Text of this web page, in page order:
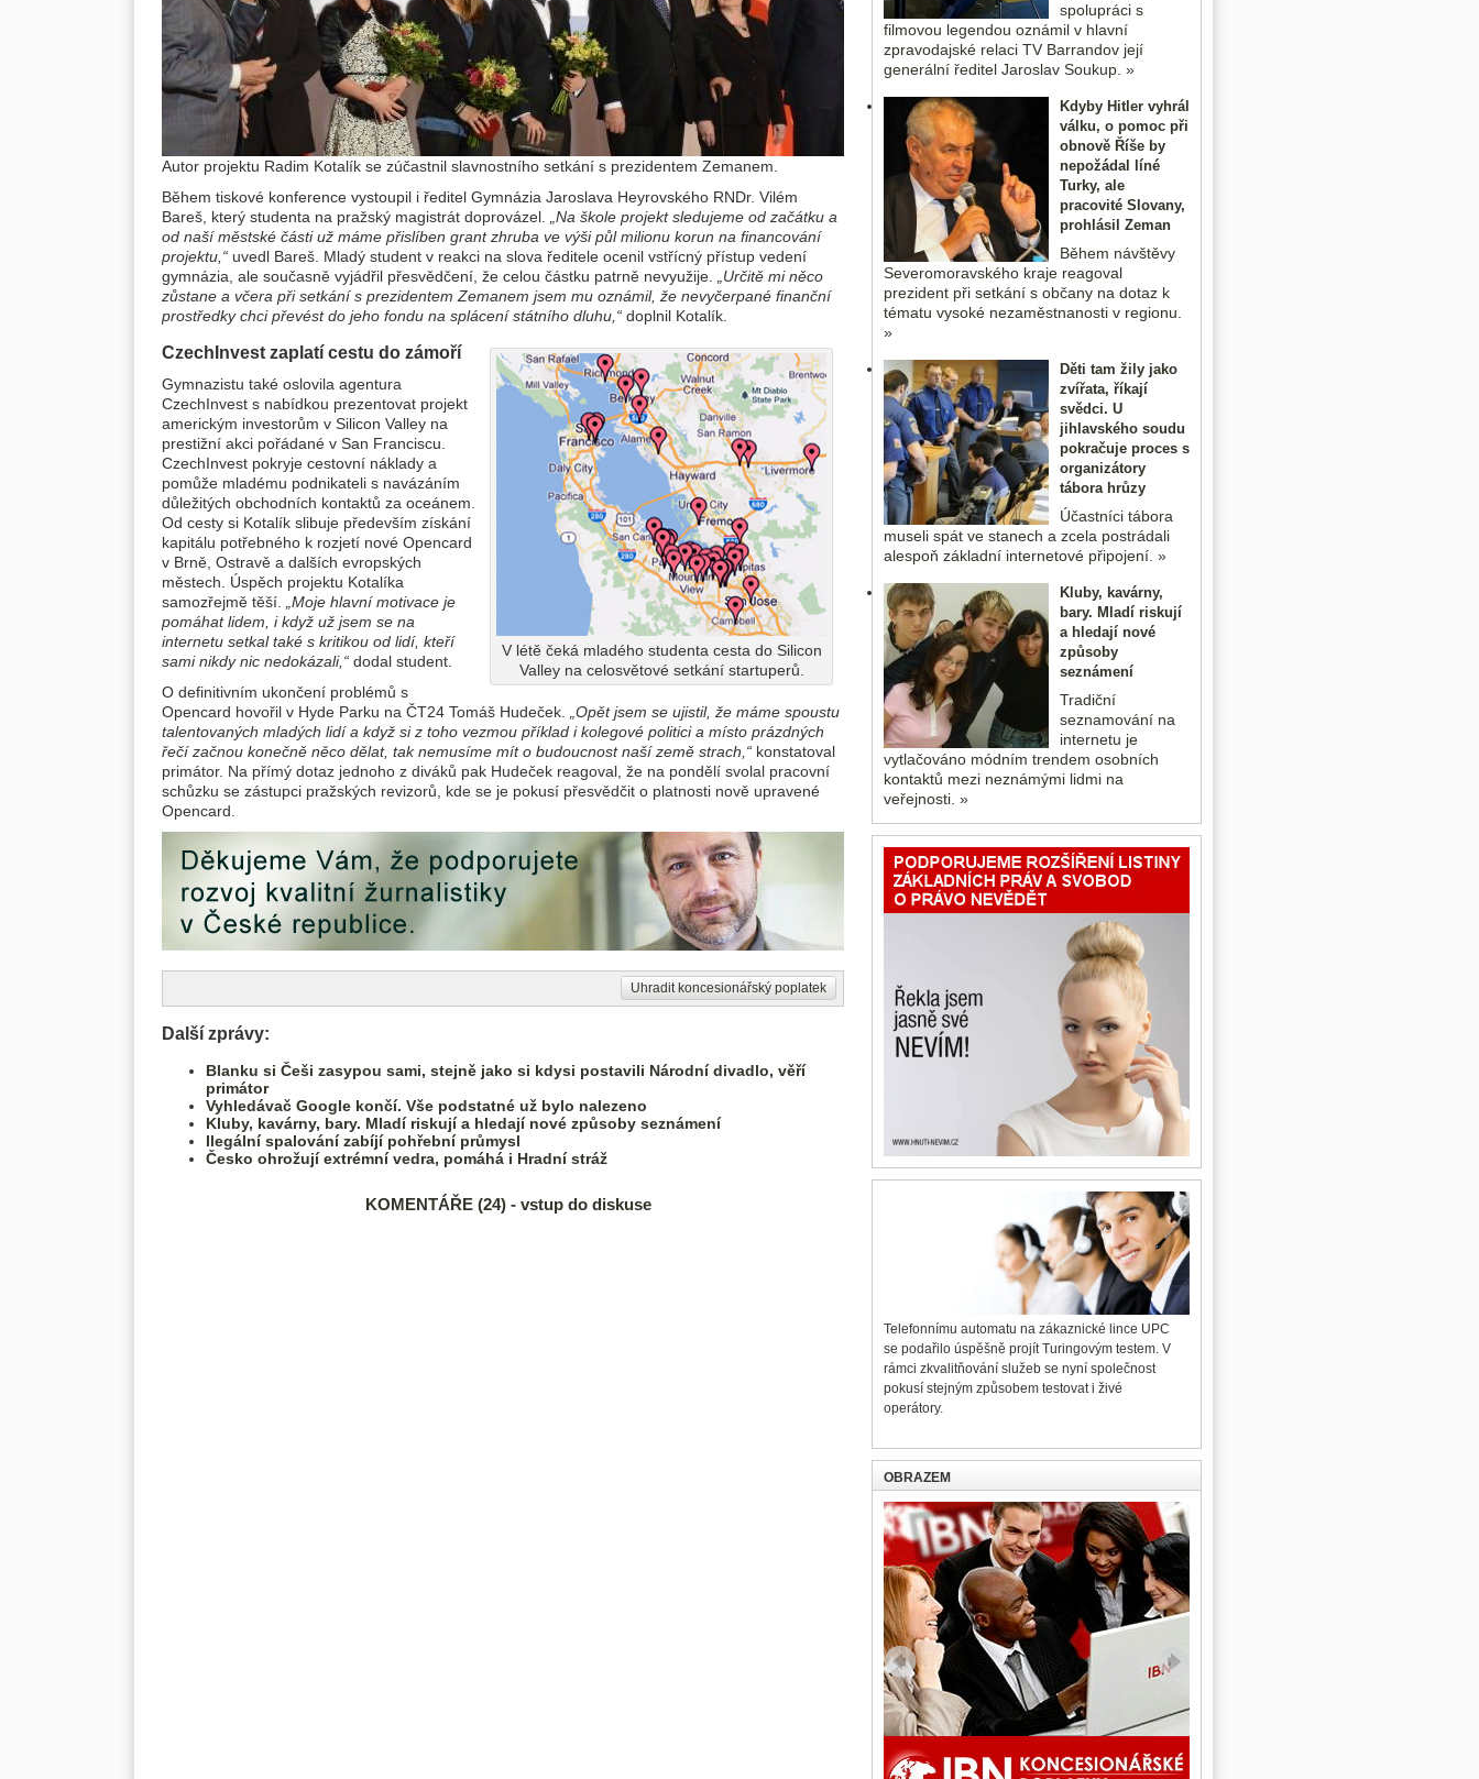
Autor projektu Radim Kotalík se zúčastnil slavnostního setkání s prezidentem Zemanem.
Během tiskové konference vystoupil i ředitel Gymnázia Jaroslava Heyrovského RNDr. Vilém
Bareš, který studenta na pražský magistrát doprovázel.
„Na škole projekt sledujeme od začátku a
od naší městské části už máme přislíben grant zhruba ve výši půl milionu korun na financování
projektu,“ uvedl Bareš. Mladý student v reakci na slova ředitele ocenil vstřícný přístup vedení
gymnázia, ale současně vyjádřil přesvědčení, že celou částku patrně nevyužije.
„Určitě mi něco
zůstane a včera při setkání s prezidentem Zemanem jsem mu oznámil, že nevyčerpané finanční
prostředky chci převést do jeho fondu na splácení státního dluhu,“ doplnil Kotalík.
V létě čeká mladého studenta cesta do Silicon
Valley na celosvětové setkání startuperů.
CzechInvest zaplatí cestu do zámoří
Gymnazistu také oslovila agentura
CzechInvest s nabídkou prezentovat projekt
americkým investorům v Silicon Valley na
prestižní akci pořádané v San Franciscu.
CzechInvest pokryje cestovní náklady a
pomůže mladému podnikateli s navázáním
důležitých obchodních kontaktů za oceánem.
Od cesty si Kotalík slibuje především získání
kapitálu potřebného k rozjetí nové Opencard
v Brně, Ostravě a dalších evropských
městech. Úspěch projektu Kotalíka
samozřejmě těší.
„Moje hlavní motivace je
pomáhat lidem, i když už jsem se na
internetu setkal také s kritikou od lidí, kteří
sami nikdy nic nedokázali,“ dodal student.
O definitivním ukončení problémů s
Opencard hovořil v Hyde Parku na ČT24 Tomáš Hudeček.
„Opět jsem se ujistil, že máme spoustu
talentovaných mladých lidí a když si z toho vezmou příklad i kolegové politici a místo prázdných
řečí začnou konečně něco dělat, tak nemusíme mít o budoucnost naší země strach,“ konstatoval
primátor. Na přímý dotaz jednoho z diváků pak Hudeček reagoval, že na pondělí svolal pracovní
schůzku se zástupci pražských revizorů, kde se je pokusí přesvědčit o platnosti nově upravené
Opencard.
Uhradit koncesionářský poplatek
Další zprávy:
Blanku si Češi zasypou sami, stejně jako si kdysi postavili Národní divadlo, věří
primátor
Vyhledávač Google končí. Vše podstatné už bylo nalezeno
Kluby, kavárny, bary. Mladí riskují a hledají nové způsoby seznámení
Ilegální spalování zabíjí pohřební průmysl
Česko ohrožují extrémní vedra, pomáhá i Hradní stráž
KOMENTÁŘE (24) - vstup do diskuse
spolupráci s
filmovou legendou oznámil v hlavní
zpravodajské relaci TV Barrandov její
generální ředitel Jaroslav Soukup. »
Kdyby Hitler vyhrál
válku, o pomoc při
obnově Říše by
nepožádal líné
Turky, ale
pracovité Slovany,
prohlásil Zeman
Během návštěvy
Severomoravského kraje reagoval
prezident při setkání s občany na dotaz k
tématu vysoké nezaměstnanosti v regionu.
»
Děti tam žily jako
zvířata, říkají
svědci. U
jihlavského soudu
pokračuje proces s
organizátory
tábora hrůzy
Účastníci tábora
museli spát ve stanech a zcela postrádali
alespoň základní internetové připojení. »
Kluby, kavárny,
bary. Mladí riskují
a hledají nové
způsoby
seznámení
Tradiční
seznamování na
internetu je
vytlačováno módním trendem osobních
kontaktů mezi neznámými lidmi na
veřejnosti. »
Telefonnímu automatu na zákaznické lince UPC
se podařilo úspěšně projít Turingovým testem. V
rámci zkvalitňování služeb se nyní společnost
pokusí stejným způsobem testovat i živé
operátory.
OBRAZEM